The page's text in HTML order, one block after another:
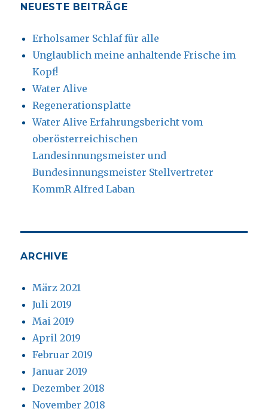
NEUESTE BEITRÄGE
Erholsamer Schlaf für alle
Unglaublich meine anhaltende Frische im
Kopf!
Water Alive
Regenerationsplatte
Water Alive Erfahrungsbericht vom
oberösterreichischen
Landesinnungsmeister und
Bundesinnungsmeister Stellvertreter
KommR Alfred Laban
ARCHIVE
März 2021
Juli 2019
Mai 2019
April 2019
Februar 2019
Januar 2019
Dezember 2018
November 2018